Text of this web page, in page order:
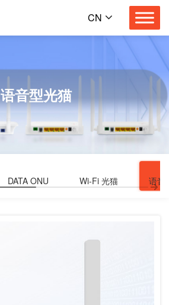
CN
语音型光猫
DATA ONU Wi-Fi 光猫 语音